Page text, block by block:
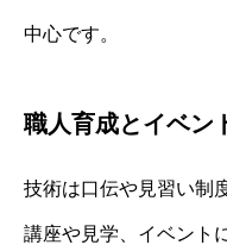
中心です。
職人育成とイベン
技術は口伝や見習い制
講座や見学、イベント